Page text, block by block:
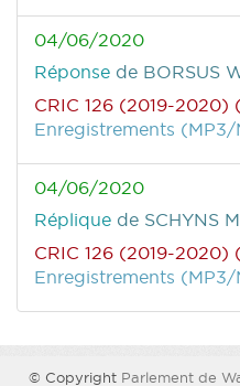
04/06/2020
Réponse de BORSUS
CRIC 126 (2019-2020)
Enregistrements (MP3/
04/06/2020
Réplique de SCHYNS
CRIC 126 (2019-2020)
Enregistrements (MP3/
© Copyright Parlement de